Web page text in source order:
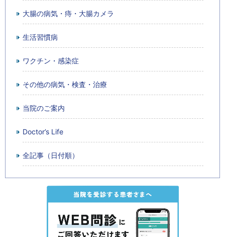
大腸の病気・痔・大腸カメラ
生活習慣病
ワクチン・感染症
その他の病気・検査・治療
当院のご案内
Doctor’s Life
全記事（日付順）